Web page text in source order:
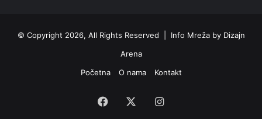
© Copyright 2026, All Rights Reserved | Info Mreža by Dizajn
Arena
Početna
O nama Kontakt
Facebook Instagram